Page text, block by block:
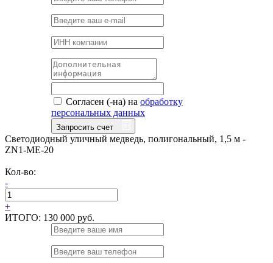
Согласен (-на) на обработку
персональных данных
Запросить счет
Светодиодный уличный медведь, полигональный, 1,5 м -
ZN1-ME-20
Кол-во:
-
+
ИТОГО: 130 000 руб.